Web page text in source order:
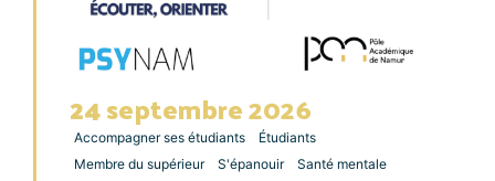
24septembre2026
Accompagner ses étudiants
Étudiants
Membre du supérieur
S'épanouir
Santé mentale